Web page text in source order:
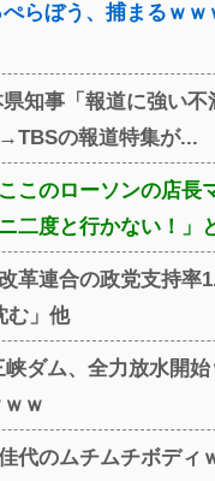
ぺらぼう、捕まるｗ
県知事「報道に強い
の報道特集が...
このローソンの店長
二度と行かない！」
革連合の政党支持率
む」他
峡ダム、全力放水開
ｗ
代のムチムチボディ